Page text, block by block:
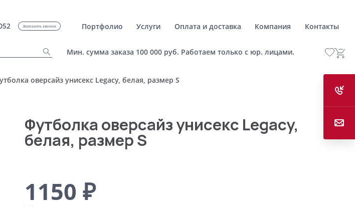
Заказать звонок Портфолио Услуги Оплата и доставка Компания Контакты
Мин. сумма заказа 100 000 руб. Работаем только с юр. лицами.
оверсайз унисекс Legacy, белая, размер S
Футболка оверсайз унисекс Legacy,
белая, размер S
1150 ₽